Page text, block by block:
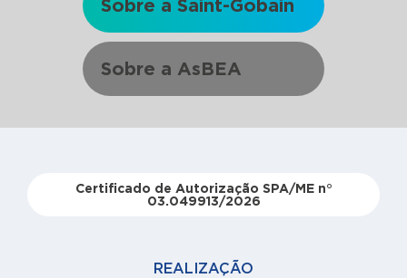
Sobre a Saint-Gobain
Sobre a AsBEA
Certificado de Autorização SPA/ME n°
03.049913/2026
REALIZAÇÃO